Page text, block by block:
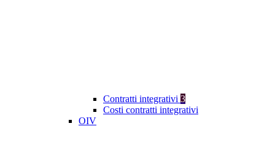
Contratti integrativi 3
Costi contratti integrativi
OIV